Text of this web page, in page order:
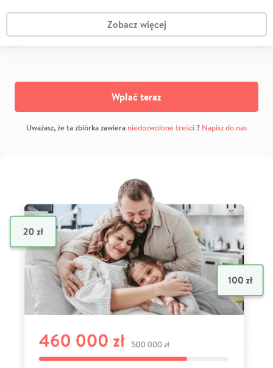
Zobacz więcej
Wpłać teraz
Uważasz, że ta zbiórka zawiera niedozwolone treści? Napisz do nas